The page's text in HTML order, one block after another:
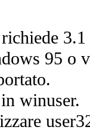
richiede 3.1
95 o
winuser.